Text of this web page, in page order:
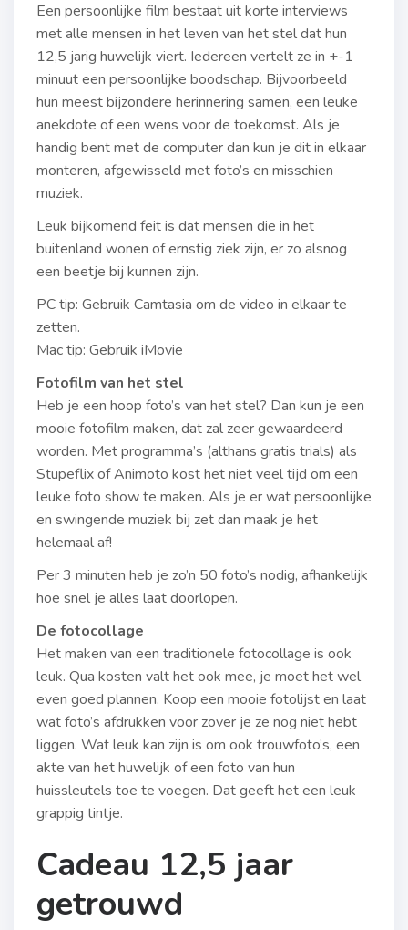
Een persoonlijke film bestaat uit korte interviews
met alle mensen in het leven van het stel dat hun
12,5 jarig huwelijk viert. Iedereen vertelt ze in +-1
minuut een persoonlijke boodschap. Bijvoorbeeld
hun meest bijzondere herinnering samen, een leuke
anekdote of een wens voor de toekomst. Als je
handig bent met de computer dan kun je dit in elkaar
monteren, afgewisseld met foto’s en misschien
muziek.
Leuk bijkomend feit is dat mensen die in het
buitenland wonen of ernstig ziek zijn, er zo alsnog
een beetje bij kunnen zijn.
PC tip: Gebruik Camtasia om de video in elkaar te
zetten.
Mac tip: Gebruik iMovie
Fotofilm van het stel
Heb je een hoop foto’s van het stel? Dan kun je een
mooie fotofilm maken, dat zal zeer gewaardeerd
worden. Met programma’s (althans gratis trials) als
Stupeflix of Animoto kost het niet veel tijd om een
leuke foto show te maken. Als je er wat persoonlijke
en swingende muziek bij zet dan maak je het
helemaal af!
Per 3 minuten heb je zo’n 50 foto’s nodig, afhankelijk
hoe snel je alles laat doorlopen.
De fotocollage
Het maken van een traditionele fotocollage is ook
leuk. Qua kosten valt het ook mee, je moet het wel
even goed plannen. Koop een mooie fotolijst en laat
wat foto’s afdrukken voor zover je ze nog niet hebt
liggen. Wat leuk kan zijn is om ook trouwfoto’s, een
akte van het huwelijk of een foto van hun
huissleutels toe te voegen. Dat geeft het een leuk
grappig tintje.
Cadeau 12,5 jaar
getrouwd